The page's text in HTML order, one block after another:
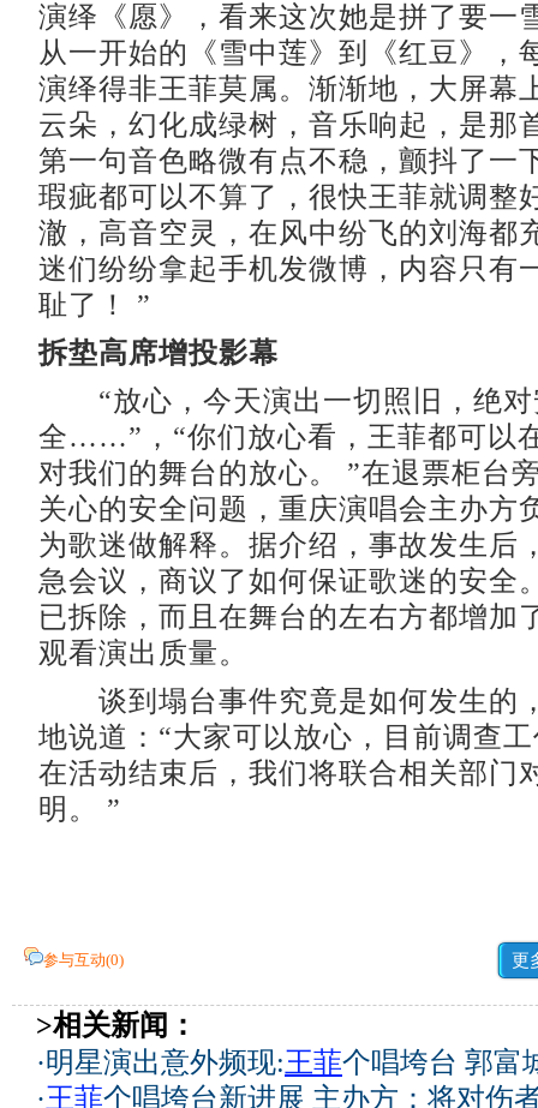
演绎《愿》，看来这次她是拼了要一
从一开始的《雪中莲》到《红豆》，
演绎得非王菲莫属。渐渐地，大屏幕
云朵，幻化成绿树，音乐响起，是那
第一句音色略微有点不稳，颤抖了一
瑕疵都可以不算了，很快王菲就调整
澈，高音空灵，在风中纷飞的刘海都
迷们纷纷拿起手机发微博，内容只有
耻了！ ”
拆垫高席增投影幕
“放心，今天演出一切照旧，绝对
全……”，“你们放心看，王菲都可以
对我们的舞台的放心。 ”在退票柜台
关心的安全问题，重庆演唱会主办方
为歌迷做解释。据介绍，事故发生后
急会议，商议了如何保证歌迷的安全
已拆除，而且在舞台的左右方都增加
观看演出质量。
谈到塌台事件究竟是如何发生的
地说道：“大家可以放心，目前调查
在活动结束后，我们将联合相关部门
明。 ”
参与互动(0) 更
>相关新闻：
·明星演出意外频现:王菲个唱垮台 郭富
·王菲个唱垮台新进展 主办方：将对伤